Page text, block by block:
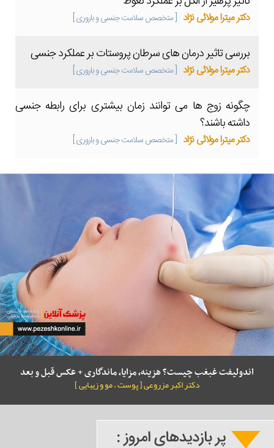
دکتر میترا مولائی نژاد [ متخصص سلامت جنسی و باروری ]
بررسی تاثیر درمان های سرطان پروستات بر عملکرد جنسی
دکتر میترا مولائی نژاد [ متخصص سلامت جنسی و باروری ]
چگونه زوج ها می توانند زمان بیشتری برای رابطه جنسی
داشته باشند؟
دکتر میترا مولائی نژاد [ متخصص سلامت جنسی و باروری ]
اندولیفت غبغب چیست؟ هزینه، مزایا، ماندگاری + عکس قبل و بعد
دکتر اکبر مزروعی [ پوست ، مو و زیبایی ]